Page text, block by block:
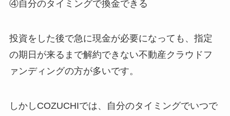
④自分のタイミングで換金できる
投資をした後で急に現金が必要になっても、指定
の期日が来るまで解約できない不動産クラウドフ
ァンディングの方が多いです。
しかしCOZUCHIでは、自分のタイミングでいつで